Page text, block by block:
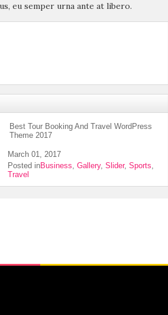
eu semper urna ante at libero.
Best Tour Booking And Travel WordPress
Theme 2017
March 01, 2017
Posted inBusiness, Gallery, Slider, Sports,
Travel